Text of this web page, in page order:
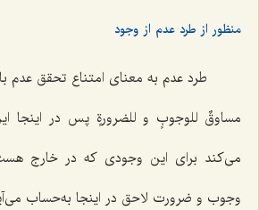
منظور از طرد عدم از وجود
طرد عدم به معنای امتناع تحقق عدم
مساوقٌ للوجوبٍ و للضرورةٍ پس در اینجا
می‌کند برای این وجودی که در خارج
وجوب و ضرورت لاحق در اینجا به‌حساب